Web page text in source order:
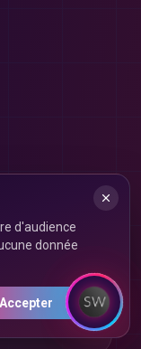
d'audience
donnée
Accepter